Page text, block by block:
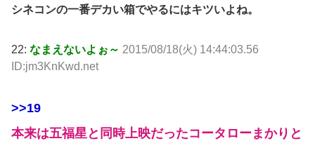
シネコンの一番デカい箱でやるにはキツいよね。
22: なまえないよぉ～ 2015/08/18(火) 14:44:03.56
ID:jm3KnKwd.net
>>19
本来は五福星と同時上映だったコータローまかりと